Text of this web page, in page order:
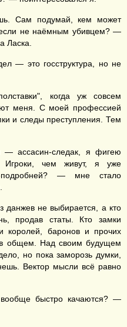
Сам подумай, кем может
если не наёмным убивцем? —
Ласка.
— это госструктура, но не
когда уж совсем
меня. С моей профессией
и следы преступления. Тем
ассасин-следак, я фигею
Игроки, чем живут, я уже
— мне стало
данжев не выбирается, а кто
продав статы. Кто замки
королей, баронов и прочих
в общем. Над своим будущем
но пока заморозь думки,
Вектор мысли всё равно
быстро качаются? —